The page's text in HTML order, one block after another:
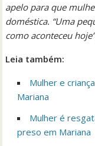
apelo para que
doméstica. “Uma
como aconteceu hoje”
Leia também:
Mulher e
Mariana
Mulher é
preso em Mariana